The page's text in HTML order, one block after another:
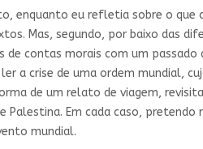
enquanto eu refletia sobre o que
Mas, segundo, por baixo das
contas morais com um
a crise de uma ordem mundial,
de um relato de viagem,
Palestina. Em cada caso,
mundial.